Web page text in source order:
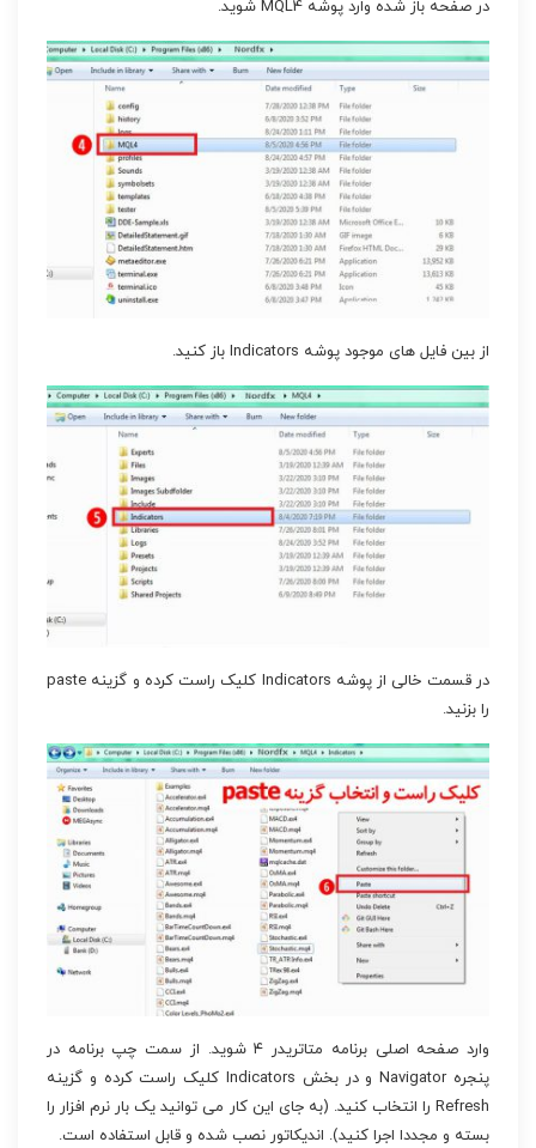
در صفحه باز شده وارد پوشه MQL4 شوید.
از بین فایل های موجود پوشه Indicators باز کنید.
در قسمت خالی از پوشه Indicators کلیک راست کرده و گزینه paste
را بزنید.
وارد صفحه اصلی برنامه متاتریدر ۴ شوید. از سمت چپ برنامه در
پنجره Navigator و در بخش Indicators کلیک راست کرده و گزینه
Refresh را انتخاب کنید. (به جای این کار می توانید یک بار نرم افزار را
بسته و مجددا اجرا کنید). اندیکاتور نصب شده و قابل استفاده است.